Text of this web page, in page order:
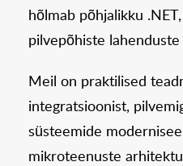
hõlmab põhjalikku
pilvepõhiste
Meil on praktilised
integratsioonist,
süsteemide
mikroteenuste